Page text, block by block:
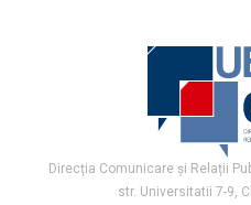
Direcția Comunicare și Relații
str. Universitatii 7-9,